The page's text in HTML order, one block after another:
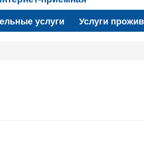
услуги Услуги